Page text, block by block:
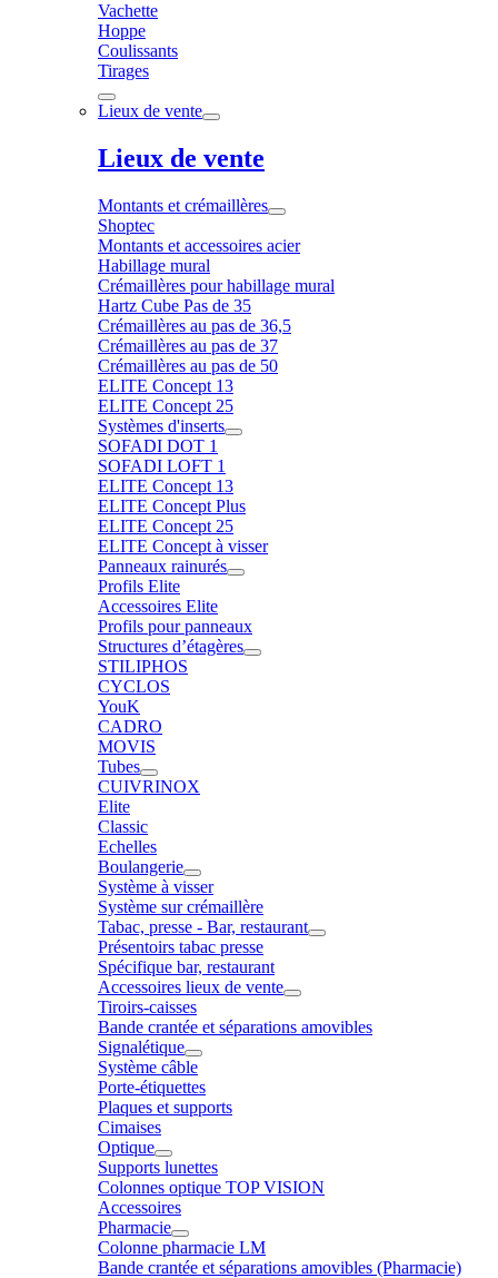
Vachette
Hoppe
Coulissants
Tirages
Lieux de vente
Lieux de vente
Montants et crémaillères
Shoptec
Montants et accessoires acier
Habillage mural
Crémaillères pour habillage mural
Hartz Cube Pas de 35
Crémaillères au pas de 36,5
Crémaillères au pas de 37
Crémaillères au pas de 50
ELITE Concept 13
ELITE Concept 25
Systèmes d'inserts
SOFADI DOT 1
SOFADI LOFT 1
ELITE Concept 13
ELITE Concept Plus
ELITE Concept 25
ELITE Concept à visser
Panneaux rainurés
Profils Elite
Accessoires Elite
Profils pour panneaux
Structures d’étagères
STILIPHOS
CYCLOS
YouK
CADRO
MOVIS
Tubes
CUIVRINOX
Elite
Classic
Echelles
Boulangerie
Système à visser
Système sur crémaillère
Tabac, presse - Bar, restaurant
Présentoirs tabac presse
Spécifique bar, restaurant
Accessoires lieux de vente
Tiroirs-caisses
Bande crantée et séparations amovibles
Signalétique
Système câble
Porte-étiquettes
Plaques et supports
Cimaises
Optique
Supports lunettes
Colonnes optique TOP VISION
Accessoires
Pharmacie
Colonne pharmacie LM
Bande crantée et séparations amovibles (Pharmacie)